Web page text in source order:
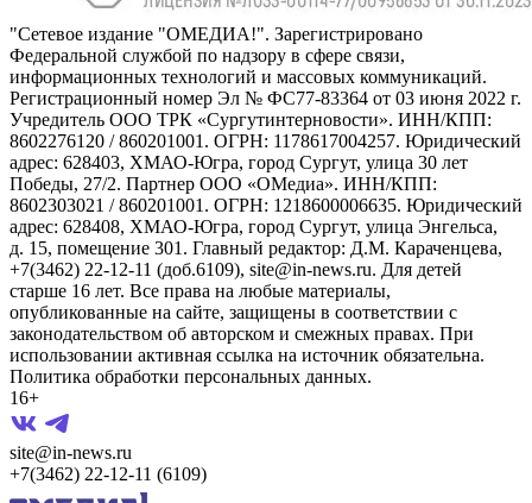
"Сетевое издание "ОМЕДИА!". Зарегистрировано
Федеральной службой по надзору в сфере связи,
информационных технологий и массовых коммуникаций.
Регистрационный номер Эл № ФС77-83364 от 03 июня 2022 г.
Учредитель ООО ТРК «Сургутинтерновости». ИНН/КПП:
8602276120 / 860201001. ОГРН: 1178617004257. Юридический
адрес: 628403, ХМАО-Югра, город Сургут, улица 30 лет
Победы, 27/2. Партнер ООО «ОМедиа». ИНН/КПП:
8602303021 / 860201001. ОГРН: 1218600006635. Юридический
адрес: 628408, ХМАО-Югра, город Сургут, улица Энгельса,
д. 15, помещение 301. Главный редактор: Д.М. Караченцева,
+7(3462) 22-12-11 (доб.6109), site@in-news.ru. Для детей
старше 16 лет. Все права на любые материалы,
опубликованные на сайте, защищены в соответствии с
законодательством об авторском и смежных правах. При
использовании активная ссылка на источник обязательна.
Политика обработки персональных данных.
16+
site@in-news.ru
+7(3462) 22-12-11 (6109)